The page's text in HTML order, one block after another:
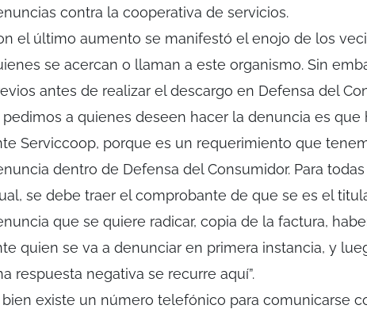
contra la cooperativa de servicios.
el último aumento se manifestó el enojo de los
se acercan o llaman a este organismo. Sin
antes de realizar el descargo en Defensa del
pedimos a quienes deseen hacer la denuncia es que
Serviccoop, porque es un requerimiento que
dentro de Defensa del Consumidor. Para
se debe traer el comprobante de que se es el
que se quiere radicar, copia de la factura,
quien se va a denunciar en primera instancia, y
respuesta negativa se recurre aquí”.
bien existe un número telefónico para comunicarse